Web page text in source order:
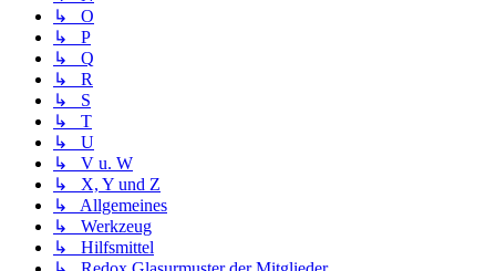
↳ O
↳ P
↳ Q
↳ R
↳ S
↳ T
↳ U
↳ V u. W
↳ X, Y und Z
↳ Allgemeines
↳ Werkzeug
↳ Hilfsmittel